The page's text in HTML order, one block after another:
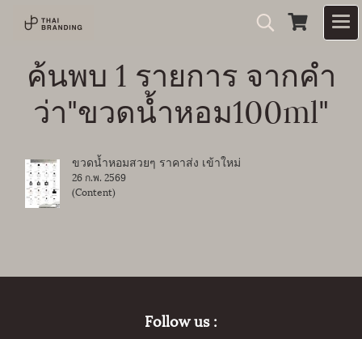
ค้นพบ 1 รายการ จากคำ
ว่า"ขวดน้ำหอม100ml"
ขวดน้ำหอมสวยๆ ราคาส่ง เข้าใหม่
26 ก.พ. 2569
(Content)
Follow us :